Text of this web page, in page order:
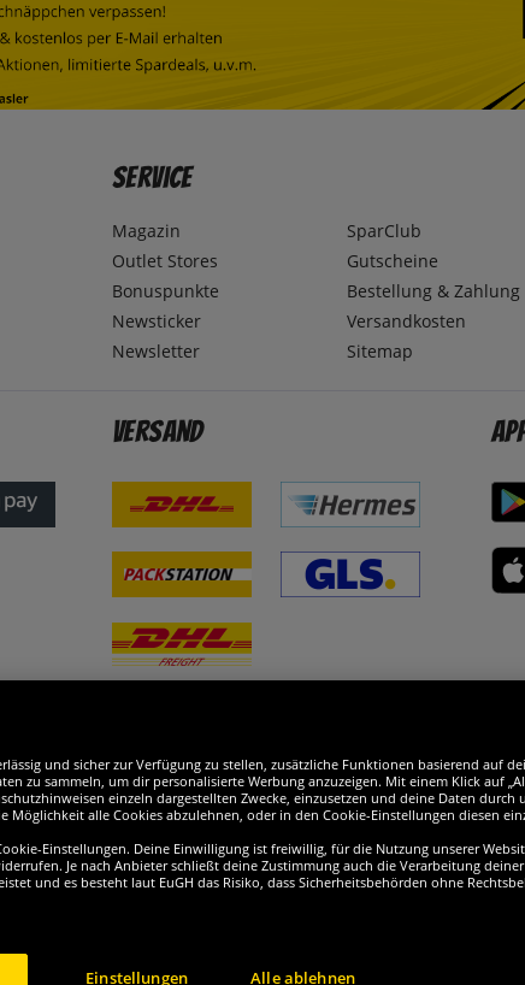
Service
Magazin
Outlet Stores
Bonuspunkte
Newsticker
Newsletter
SparClub
Gutscheine
Bestellung & Zahlung
Versandkosten
Sitemap
Versand
und sicher zur Verfügung zu stellen, zusätzliche Funktionen basierend auf
zu sammeln, um dir personalisierte Werbung anzuzeigen. Mit einem Klick auf
einzeln dargestellten Zwecke, einzusetzen und deine Daten durch
alle Cookies abzulehnen, oder in den Cookie-Einstellungen diesen
Einstellungen. Deine Einwilligung ist freiwillig, für die Nutzung unserer
Je nach Anbieter schließt deine Zustimmung auch die Verarbeitung
und es besteht laut EuGH das Risiko, dass Sicherheitsbehörden ohne
Einstellungen Alle ablehnen